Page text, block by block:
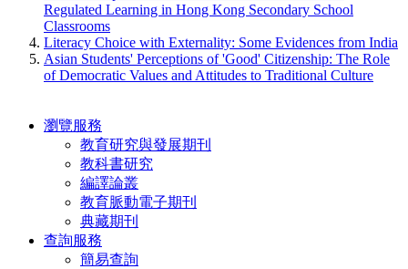
Regulated Learning in Hong Kong Secondary School
Classrooms
Literacy Choice with Externality: Some Evidences from India
Asian Students' Perceptions of 'Good' Citizenship: The Role
of Democratic Values and Attitudes to Traditional Culture
瀏覽服務
教育研究與發展期刊
教科書研究
編譯論叢
教育脈動電子期刊
典藏期刊
查詢服務
簡易查詢